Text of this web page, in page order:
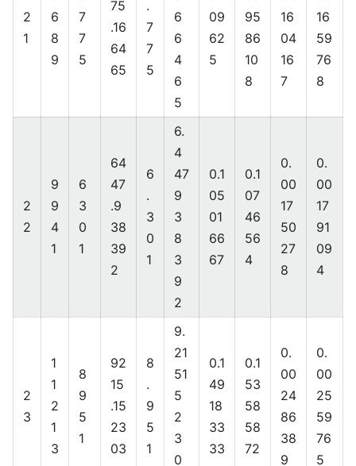
2
1
6
8
9
7
7
5
75
.16
64
65
.
7
7
5
6
6
4
6
5
09
62
5
95
86
10
8
16
04
16
7
16
59
76
8
2
2
9
9
4
1
6
3
0
1
64
47
.9
38
39
2
6
.
3
0
1
6.
4
47
9
3
8
3
9
2
0.1
05
01
66
67
0.1
07
46
56
4
0.
00
17
50
27
8
0.
00
17
91
09
4
2
3
1
1
2
1
3
8
9
5
1
92
15
.15
23
03
8
.
9
5
1
9.
21
51
5
2
3
0
0.1
49
18
33
33
0.1
53
58
58
72
0.
00
24
86
38
9
0.
00
25
59
76
5